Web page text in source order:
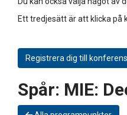
Ett tredjesätt är att klicka på
Registrera dig till
Spår: MIE: